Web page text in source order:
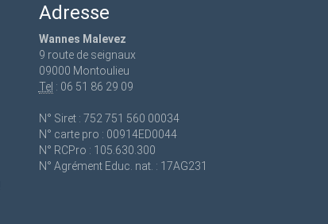
Adresse
Wannes Malevez
9 route de seignaux
09000 Montoulieu
Tel : 06 51 86 29 09
N° Siret : 752 751 560 00034
N° carte pro : 00914ED0044
N° RCPro : 105.630.300
N° Agrément Educ. nat. : 17AG231